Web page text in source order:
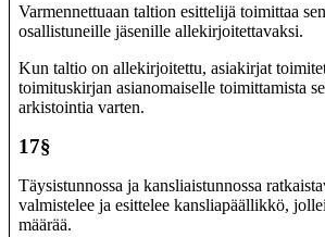
Varmennettuaan taltion esittelijä toimittaa
osallistuneille jäsenille allekirjoitettavaksi.
Kun taltio on allekirjoitettu, asiakirjat
toimituskirjan asianomaiselle toimittamista
arkistointia varten.
17§
Täysistunnossa ja kansliaistunnossa
valmistelee ja esittelee kansliapäällikkö,
määrää.